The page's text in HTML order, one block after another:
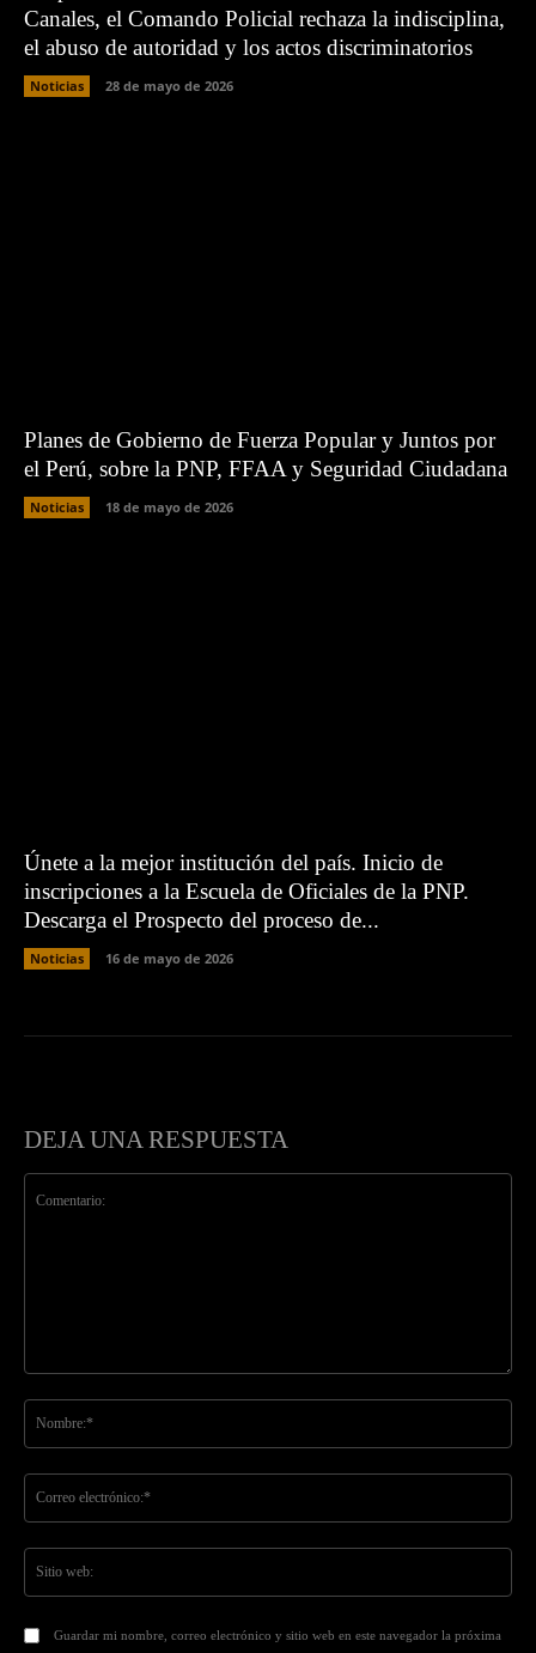
Canales, el Comando Policial rechaza la indisciplina,
el abuso de autoridad y los actos discriminatorios
Noticias 28 de mayo de 2026
Planes de Gobierno de Fuerza Popular y Juntos por
el Perú, sobre la PNP, FFAA y Seguridad Ciudadana
Noticias 18 de mayo de 2026
Únete a la mejor institución del país. Inicio de
inscripciones a la Escuela de Oficiales de la PNP.
Descarga el Prospecto del proceso de...
Noticias 16 de mayo de 2026
DEJA UNA RESPUESTA
Guardar mi nombre, correo electrónico y sitio web en este navegador la próxima